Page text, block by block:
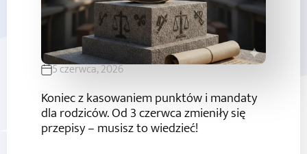
5 czerwca, 2026
Koniec z kasowaniem punktów i mandaty
dla rodziców. Od 3 czerwca zmieniły się
przepisy – musisz to wiedzieć!